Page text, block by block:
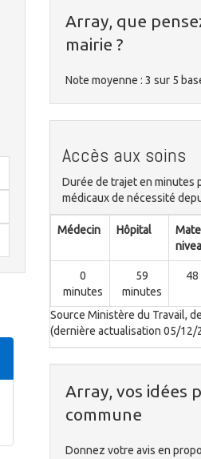
Array, que
mairie ?
Note moyenne : 3 sur 5
Accès aux soins
Durée de trajet en minutes
médicaux de nécessité
Médecin Hôpital
0
minutes
59
minutes
48
Source Ministère du Travail,
(dernière actualisation 05/12/
Array, vos idées
commune
Donnez votre avis en